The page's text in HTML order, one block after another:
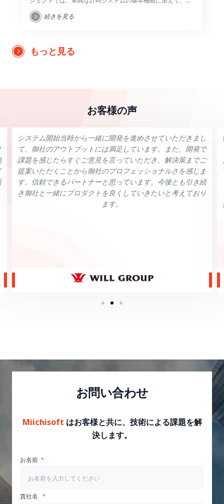
業の特性に基づく多くの動きと柔軟性が必要です。そのた
め、計時スタッフの柔軟性を向上させるための新機能を開発
続きを見る
もっと見る
お客様の声
システム開始当時から一緒に開発を進めさせていただきまし
て、御社のアウトプットには満足しています。また、開発で
課題を感じたらすぐご意見を言っていただき、解決策までご
提案いただくことから御社のプロフェッショナルさを感じま
す。信頼できるパートナーと思っています。今後とも引き続
き御社と一緒にプロダクトを良くしていきたいと考えており
ます。
お問い合わせ
Miichisoft はお客様と共に、技術による課題を解
決します。
お名前
貴社名